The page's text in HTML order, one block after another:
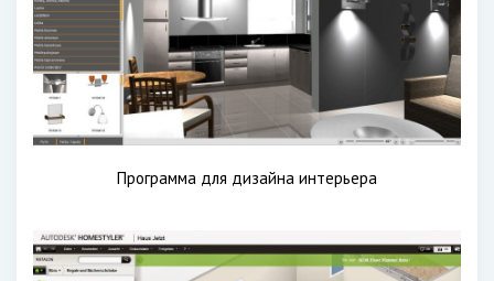
Программа для дизайна интерьера